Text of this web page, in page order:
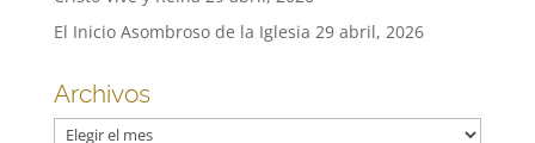
El Inicio Asombroso de la Iglesia 29 abril, 2026
Archivos
Archivos